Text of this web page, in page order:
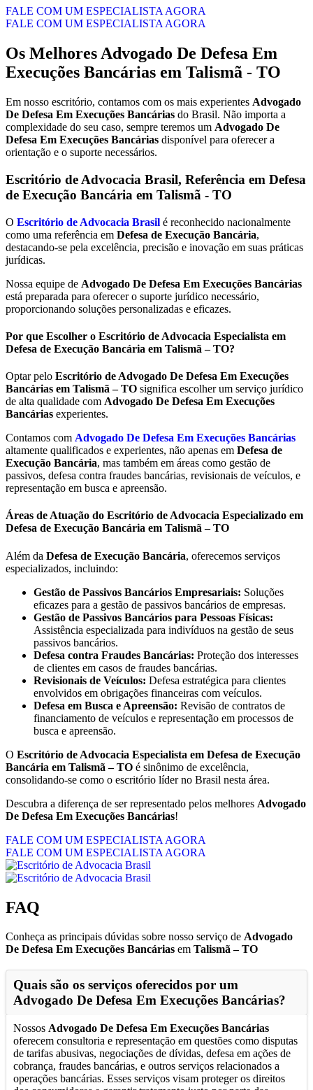
FALE COM UM ESPECIALISTA AGORA
FALE COM UM ESPECIALISTA AGORA
Os Melhores Advogado De Defesa Em
Execuções Bancárias em Talismã - TO
Em nosso escritório, contamos com os mais experientes Advogado
De Defesa Em Execuções Bancárias do Brasil. Não importa a
complexidade do seu caso, sempre teremos um Advogado De
Defesa Em Execuções Bancárias disponível para oferecer a
orientação e o suporte necessários.
Escritório de Advocacia Brasil, Referência em Defesa
de Execução Bancária em Talismã - TO
O Escritório de Advocacia Brasil é reconhecido nacionalmente
como uma referência em Defesa de Execução Bancária,
destacando-se pela excelência, precisão e inovação em suas práticas
jurídicas.
Nossa equipe de Advogado De Defesa Em Execuções Bancárias
está preparada para oferecer o suporte jurídico necessário,
proporcionando soluções personalizadas e eficazes.
Por que Escolher o Escritório de Advocacia Especialista em
Defesa de Execução Bancária em Talismã – TO?
Optar pelo Escritório de Advogado De Defesa Em Execuções
Bancárias em Talismã – TO significa escolher um serviço jurídico
de alta qualidade com Advogado De Defesa Em Execuções
Bancárias experientes.
Contamos com Advogado De Defesa Em Execuções Bancárias
altamente qualificados e experientes, não apenas em Defesa de
Execução Bancária, mas também em áreas como gestão de
passivos, defesa contra fraudes bancárias, revisionais de veículos, e
representação em busca e apreensão.
Áreas de Atuação do Escritório de Advocacia Especializado em
Defesa de Execução Bancária em Talismã – TO
Além da Defesa de Execução Bancária, oferecemos serviços
especializados, incluindo:
Gestão de Passivos Bancários Empresariais: Soluções
eficazes para a gestão de passivos bancários de empresas.
Gestão de Passivos Bancários para Pessoas Físicas:
Assistência especializada para indivíduos na gestão de seus
passivos bancários.
Defesa contra Fraudes Bancárias: Proteção dos interesses
de clientes em casos de fraudes bancárias.
Revisionais de Veículos: Defesa estratégica para clientes
envolvidos em obrigações financeiras com veículos.
Defesa em Busca e Apreensão: Revisão de contratos de
financiamento de veículos e representação em processos de
busca e apreensão.
O Escritório de Advocacia Especialista em Defesa de Execução
Bancária em Talismã – TO é sinônimo de excelência,
consolidando-se como o escritório líder no Brasil nesta área.
Descubra a diferença de ser representado pelos melhores Advogado
De Defesa Em Execuções Bancárias!
FALE COM UM ESPECIALISTA AGORA
FALE COM UM ESPECIALISTA AGORA
FAQ
Conheça as principais dúvidas sobre nosso serviço de Advogado
De Defesa Em Execuções Bancárias em Talismã – TO
Quais são os serviços oferecidos por um
Advogado De Defesa Em Execuções Bancárias?
Nossos Advogado De Defesa Em Execuções Bancárias
oferecem consultoria e representação em questões como disputas
de tarifas abusivas, negociações de dívidas, defesa em ações de
cobrança, fraudes bancárias, e outros serviços relacionados a
operações bancárias. Esses serviços visam proteger os direitos